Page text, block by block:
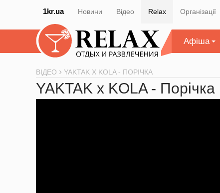
1kr.ua Новини Відео Relax Організації
Афіша
ВІДЕО YAKTAK X KOLA - ПОРІЧКА
YAKTAK x KOLA - Порічка